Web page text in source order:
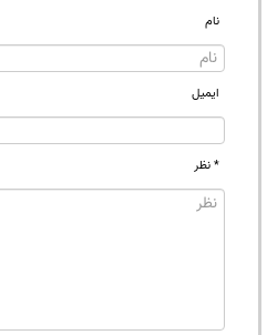
نام
ایمیل
* نظر